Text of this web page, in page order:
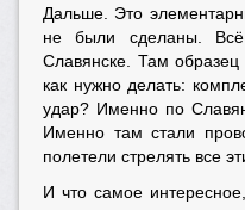
Дальше. Это
не были сделаны.
Славянске. Там образец
как нужно делать:
удар? Именно по
Именно там стали
полетели стрелять все
И что самое